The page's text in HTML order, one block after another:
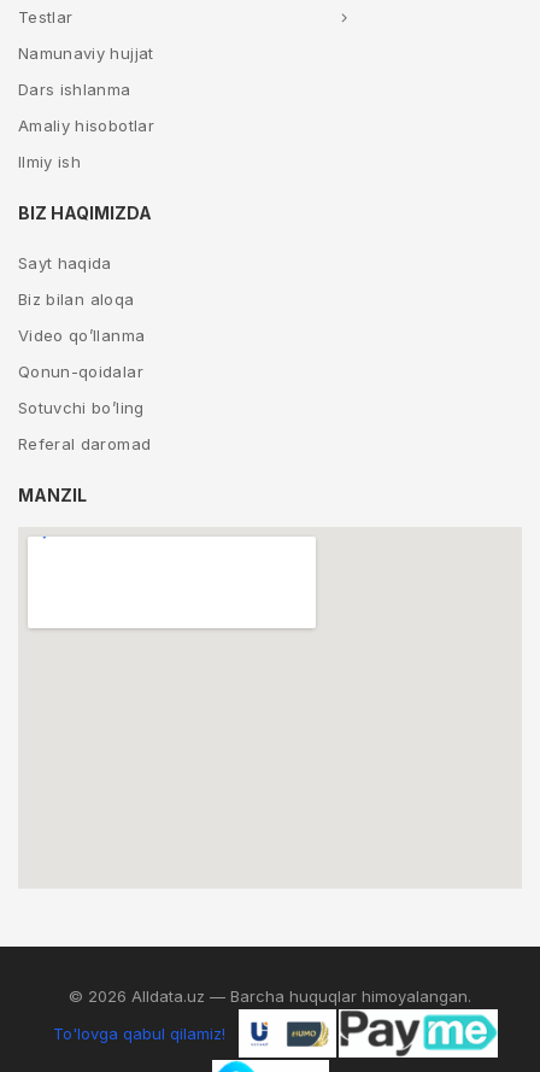
Testlar
Namunaviy hujjat
Dars ishlanma
Amaliy hisobotlar
Ilmiy ish
BIZ HAQIMIZDA
Sayt haqida
Biz bilan aloqa
Video qo’llanma
Qonun-qoidalar
Sotuvchi bo’ling
Referal daromad
MANZIL
© 2026 Alldata.uz — Barcha huquqlar himoyalangan.
To'lovga qabul qilamiz!